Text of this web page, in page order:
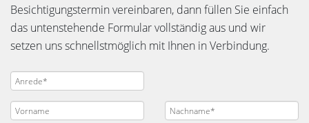
Besichtigungstermin vereinbaren, dann füllen Sie einfach
das untenstehende Formular vollständig aus und wir
setzen uns schnellstmöglich mit Ihnen in Verbindung.